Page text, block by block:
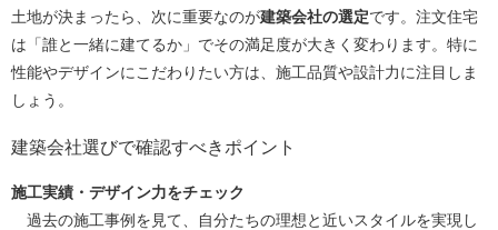
土地が決まったら、次に重要なのが建築会社の選定です。注文住宅
は「誰と一緒に建てるか」でその満足度が大きく変わります。特に
性能やデザインにこだわりたい方は、施工品質や設計力に注目しま
しょう。
建築会社選びで確認すべきポイント
施工実績・デザイン力をチェック
過去の施工事例を見て、自分たちの理想と近いスタイルを実現し